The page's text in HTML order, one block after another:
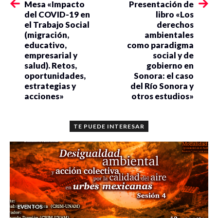
“Hombres diversos”, facilitador en grupos de reflexión para
hombres que se gestan desde una visión desde la
perspectiva de género y comunitaria.
Jesús Abraham Ramírez de Arellano De la Peña, licenciado
en Psicología por la UNAM, facilitador en grupos de
reflexión y talleres para hombres sobre temas de
masculinidad, paternidad y emociones, así como en grupos
de reflexión para mujeres sobre temas de acercamiento a
Mesa «Impacto
del COVID-19 en
el Trabajo Social
(migración,
educativo,
empresarial y
salud). Retos,
oportunidades,
estrategias y
acciones»
Presentación de
libro «Los
derechos
ambientales
como paradigma
social y de
gobierno en
Sonora: el caso
del Río Sonora y
otros estudios»
TE PUEDE INTERESAR
EVENTOS